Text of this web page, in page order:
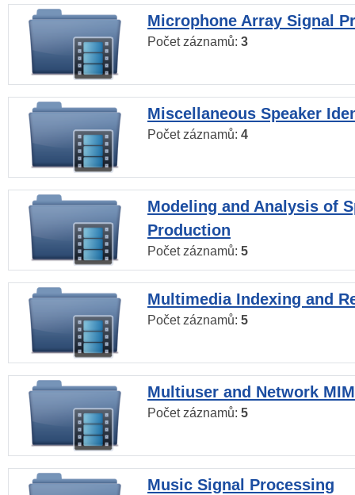
Microphone Array Signal
Počet záznamů: 3
Miscellaneous Speaker
Počet záznamů: 4
Modeling and Analysis of
Production
Počet záznamů: 5
Multimedia Indexing and
Počet záznamů: 5
Multiuser and Network
Počet záznamů: 5
Music Signal Processing